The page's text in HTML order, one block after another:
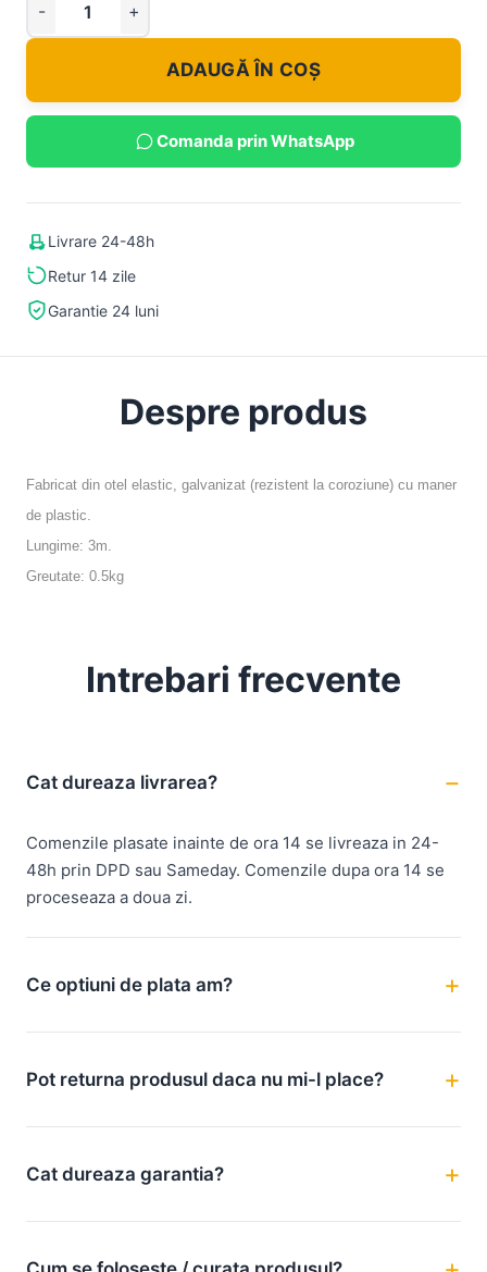
ADAUGĂ ÎN COȘ
Comanda prin WhatsApp
Livrare 24-48h
Retur 14 zile
Garantie 24 luni
Despre produs
Fabricat din otel elastic, galvanizat (rezistent la coroziune) cu maner
de plastic.
Lungime: 3m.
Greutate: 0.5kg
Intrebari frecvente
Cat dureaza livrarea?
Comenzile plasate inainte de ora 14 se livreaza in 24-
48h prin DPD sau Sameday. Comenzile dupa ora 14 se
proceseaza a doua zi.
Ce optiuni de plata am?
Pot returna produsul daca nu mi-l place?
Cat dureaza garantia?